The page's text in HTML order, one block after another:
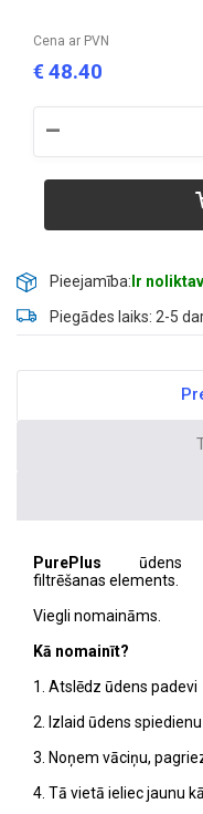
Cena ar PVN
€48.40
–
Pieejamība:Ir
Piegādes laiks: 2-5
PurePlus ūdens
filtrēšanas elements.
Viegli nomaināms.
Kā nomainīt?
1. Atslēdz ūdens padevi
2. Izlaid ūdens
3. Noņem vāciņu,
4. Tā vietā ieliec jaunu